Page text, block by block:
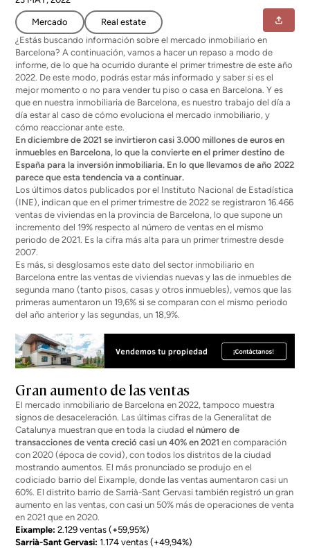
Mercado
Real estate
¿Estás buscando información sobre el mercado inmobiliario en
Barcelona? A continuación, vamos a hacer un repaso a modo de
informe, de lo que ha ocurrido durante el primer trimestre de este año
2022. De este modo, podrás estar más informado y saber si es el
mejor momento o no paravender tu piso o casa en Barcelona. Y es
que en nuestra inmobiliaria de Barcelona, es nuestro trabajo del día a
día estar al caso de cómo evoluciona el mercado inmobiliario, y
cómo reaccionar ante este.
En diciembre de 2021 se invirtieron casi 3.000 millones de euros en
inmuebles en Barcelona, lo que la convierte en el primer destino de
España para la inversión inmobiliaria. En lo que llevamos de año 2022
parece que esta tendencia va a continuar.
Los últimos datos publicados por el Instituto Nacional de Estadística
(INE), indican que en el primer trimestre de 2022 se registraron 16.466
ventas de viviendas en la provincia de Barcelona, lo que supone un
incremento del 19% respecto al número de ventas en el mismo
periodo de 2021. Es la cifra más alta para un primer trimestre desde
2007.
Es más, si desglosamos este dato del sector inmobiliario en
Barcelona entre las ventas de viviendas nuevas y las de inmuebles de
segunda mano (tanto pisos, casas y otros inmuebles), vemos que las
primeras aumentaron un 19,6% si se comparan con el mismo periodo
del año anterior y las segundas, un 18,9%.
Gran aumento de las ventas
El mercado inmobiliario de Barcelona en 2022, tampoco muestra
signos de desaceleración. Las últimas cifras de la Generalitat de
Catalunya muestran que en toda la ciudadel número de
transacciones de venta creció casi un 40% en 2021 en comparación
con 2020 (época de covid), con todos los distritos de la ciudad
mostrando aumentos. El más pronunciado se produjo en el
codiciado barrio del Eixample, donde las ventas aumentaron casi un
60%. El distrito barrio de Sarrià-Sant Gervasi también registró un gran
aumento en las ventas, con casi un 50% más de operaciones de venta
en 2021 que en 2020.
Eixample: 2.129 ventas (+59,95%)
Sarrià-Sant Gervasi: 1.174 ventas (+49,94%)